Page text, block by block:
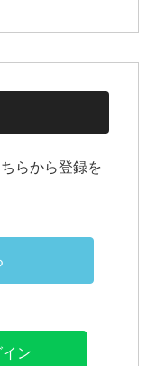
らから登録を
ン